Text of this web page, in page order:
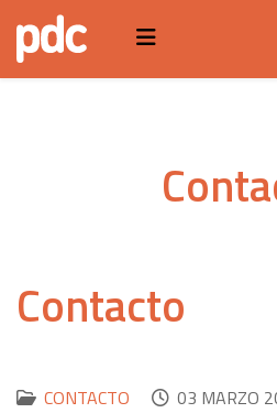
Contacto
CONTACTO 03 MARZO